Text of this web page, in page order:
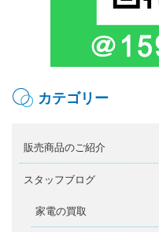
カテゴリー
販売商品のご紹介
スタッフブログ
家電の買取